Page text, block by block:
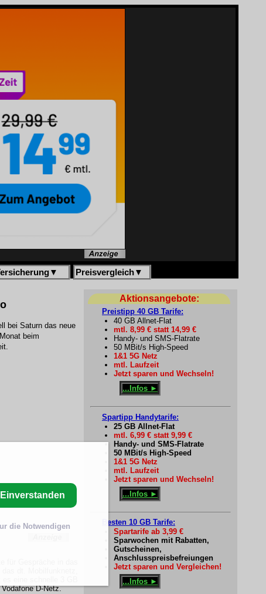
▼ Preisvergleich▼
bei Saturn das neue
beim
für Gespräche in das
D-Netz.
Aktionsangebote:
Preistipp 40 GB Tarife:
40 GB Allnet-Flat
mtl. 8,99 € statt 14,99 €
Handy- und SMS-Flatrate
50 MBit/s High-Speed
1&1 5G Netz
mtl. Laufzeit
Jetzt sparen und Wechseln!
...Infos ►
Spartipp Handytarife:
25 GB Allnet-Flat
mtl. 6,99 € statt 9,99 €
Handy- und SMS-Flatrate
50 MBit/s High-Speed
1&1 5G Netz
mtl. Laufzeit
Jetzt sparen und Wechseln!
...Infos ►
Besten 10 GB Tarife:
Spartarife ab 3,99 €
Sparwochen mit Rabatten,
Gutscheinen,
Anschlusspreisbefreiungen
Jetzt sparen und Vergleichen!
...Infos ►
Einverstanden
die Notwendigen